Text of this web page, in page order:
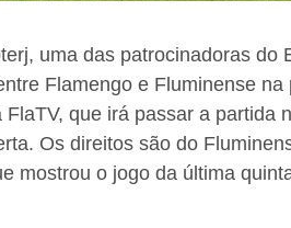
uma das patrocinadoras do
Flamengo e Fluminense
que irá passar a partida
Os direitos são do
mostrou o jogo da última